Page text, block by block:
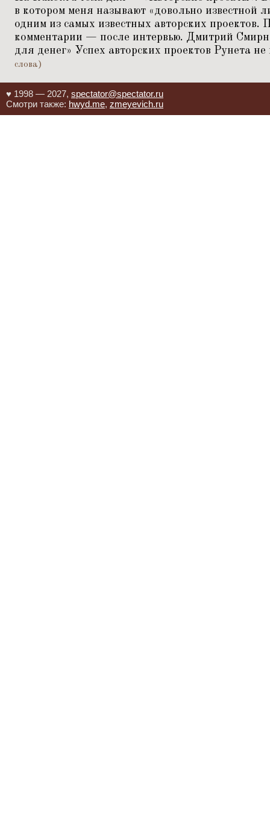
в котором меня называют «довольно известной
одним из самых известных авторских проектов.
комментарии — после интервью. Дмитрий
для денег» Успех авторских проектов Рунета
слова)
♥ 1998 — 2027, spectator@spectator.ru
Смотри также: hwyd.me, zmeyevich.ru